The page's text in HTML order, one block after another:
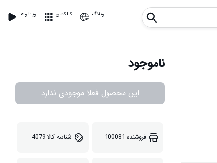
ویدئوها کالکشن وبلاگ
ناموجود
این محصول فعلا موجودی ندارد
فروشنده 100081 شناسه کالا 4079